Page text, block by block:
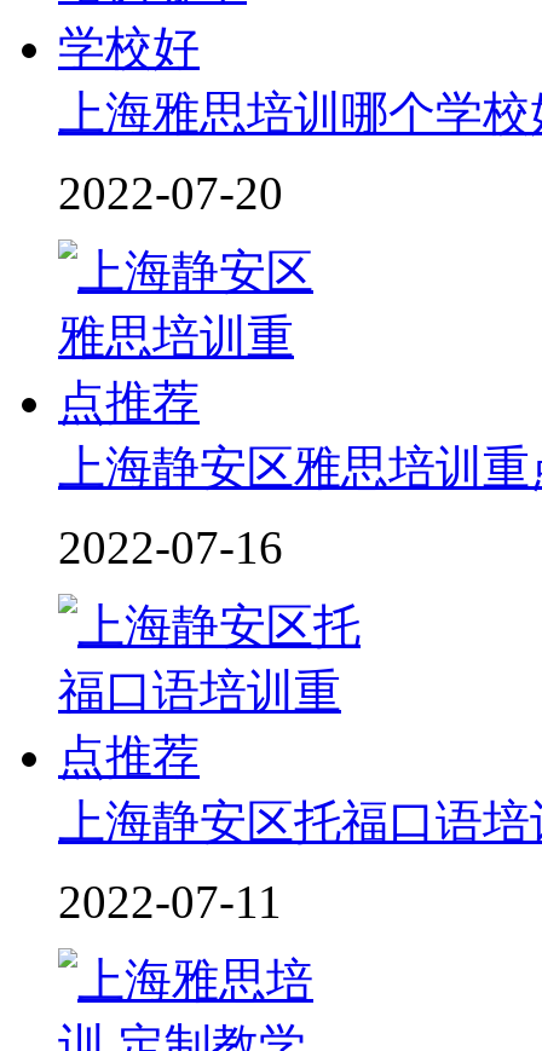
上海雅思培训哪个学
2022-07-20
上海静安区雅思培训
2022-07-16
上海静安区托福口语
2022-07-11